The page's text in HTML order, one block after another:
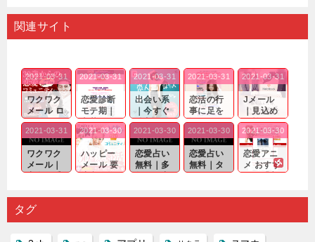
関連サイト
ワクワク
メール ロ
グイン pc
｜心の底
から真
剣...
2021-03-31
恋愛診断
モテ期｜
老若男女
問わ
ず…。
2021-03-31
出会い系
｜今すぐ
仲良くな
れる相手
探しをし
たいと...
2021-03-31
恋活の行
事に足を
運んでも
出会いの
チャンス
が訪れ...
2021-03-31
Jメール
｜見込め
る効果が
確実なも
のであっ
ても…...
2021-03-31
ワクワク
メール｜
出会い系
り会った
人に軽...
2021-03-31
ハッピー
メール 要
注意人物
するので
2021-03-30
恋愛占い
無料｜多
数ある出
プリの内
2021-03-30
恋愛占い
無料｜タ
ーゲット
る人に恋
2021-03-30
恋愛アニ
メ おすす
め｜「心
雑で素人
2021-03-30
タグ